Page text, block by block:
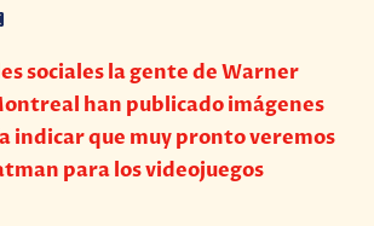
sociales la gente de Warner
han publicado imágenes
indicar que muy pronto veremos
para los videojuegos